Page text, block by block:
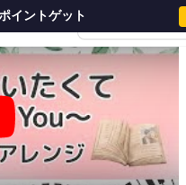
会員登録・ログイ
イントゲット
たに逢いたくて~Missing You - 松